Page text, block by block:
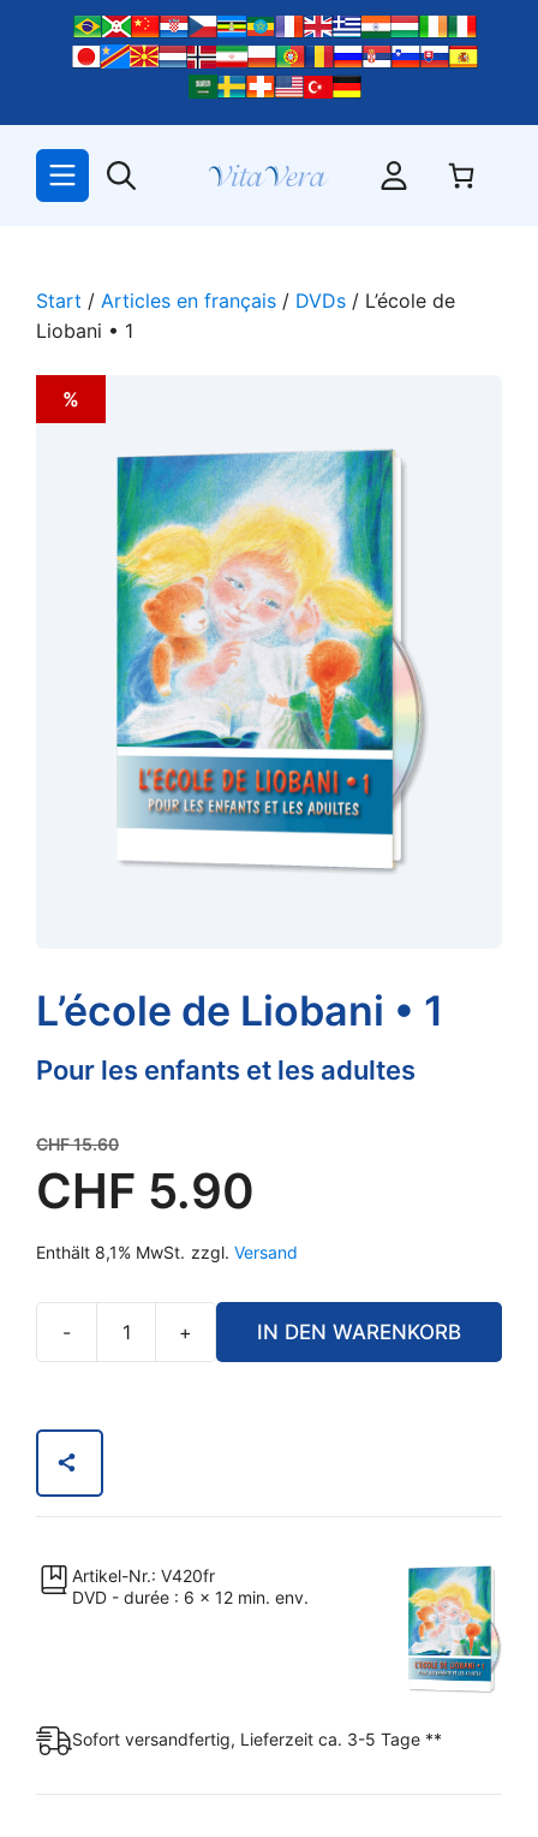
springen
Start / Articles en français / DVDs / L’école de
Liobani • 1
%
L’école de Liobani • 1
Pour les enfants et les adultes
CHF15.60Ursprünglicher
Preis
war:
CHF 15.60
CHF 5.90
Preis
ist:
CHF 5.90.
Enthält 8,1% MwSt. zzgl. Versand
-
L’école
+ IN DEN WARENKORB
Artikel-Nr.: V420fr
DVD - durée : 6 x 12 min. env.
Sofort versandfertig, Lieferzeit ca. 3-5 Tage **